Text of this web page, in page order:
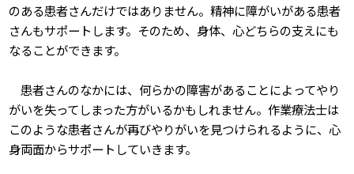
のある患者さんだけではありません。精神に障がいがある患者
さんもサポートします。そのため、身体、心どちらの支えにも
なることができます。
患者さんのなかには、何らかの障害があることによってやり
がいを失ってしまった方がいるかもしれません。作業療法士は
このような患者さんが再びやりがいを見つけられるように、心
身両面からサポートしていきます。